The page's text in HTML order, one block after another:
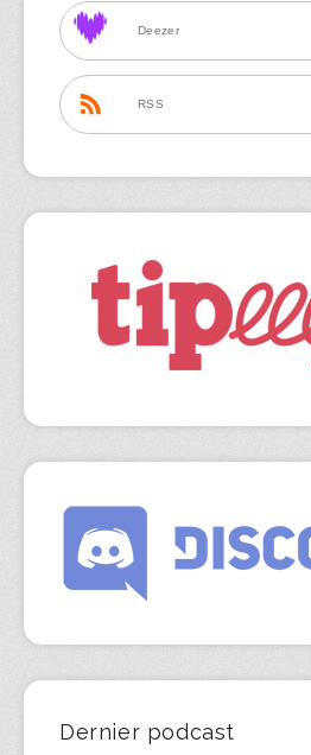
Deezer
RSS
Dernier podcast